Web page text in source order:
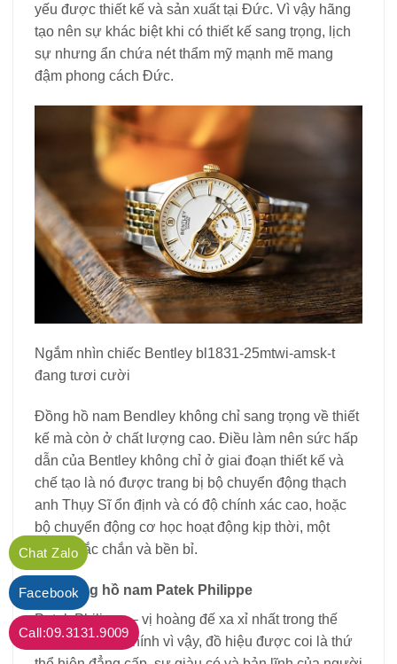
yếu được thiết kế và sản xuất tại Đức. Vì vậy hãng
tạo nên sự khác biệt khi có thiết kế sang trọng, lịch
sự nhưng ẩn chứa nét thẩm mỹ mạnh mẽ mang
đậm phong cách Đức.
Ngắm nhìn chiếc Bentley bl1831-25mtwi-amsk-t
đang tươi cười
Đồng hồ nam Bendley không chỉ sang trọng về thiết
kế mà còn ở chất lượng cao. Điều làm nên sức hấp
dẫn của Bentley không chỉ ở giai đoạn thiết kế và
chế tạo là nó được trang bị bộ chuyển động thạch
anh Thụy Sĩ ổn định và có độ chính xác cao, hoặc
bộ chuyển động cơ học hoạt động kịp thời, một
cách chắc chắn và bền bỉ.
i.15 Đồng hồ nam Patek Philippe
Patek Philippe – vị hoàng đế xa xỉ nhất trong thế
giới đồng hồ. Chính vì vậy, đồ hiệu được coi là thứ
Chat Zalo
Facebook
Call:09.3131.9009